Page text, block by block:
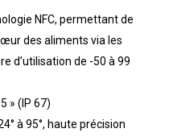
NFC, permettant de
des aliments via les
d’utilisation de -50 à 99
» (IP 67)
à 95°, haute précision